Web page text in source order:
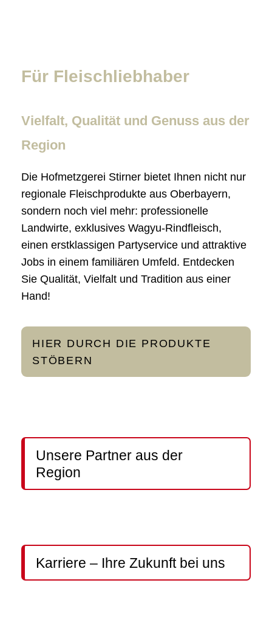
Für Fleischliebhaber
Vielfalt, Qualität und Genuss aus der
Region
Die Hofmetzgerei Stirner bietet Ihnen nicht nur
regionale Fleischprodukte aus Oberbayern,
sondern noch viel mehr: professionelle
Landwirte, exklusives Wagyu-Rindfleisch,
einen erstklassigen Partyservice und attraktive
Jobs in einem familiären Umfeld. Entdecken
Sie Qualität, Vielfalt und Tradition aus einer
Hand!
HIER DURCH DIE PRODUKTE
STÖBERN
Unsere Partner aus der
Region
Karriere – Ihre Zukunft bei uns